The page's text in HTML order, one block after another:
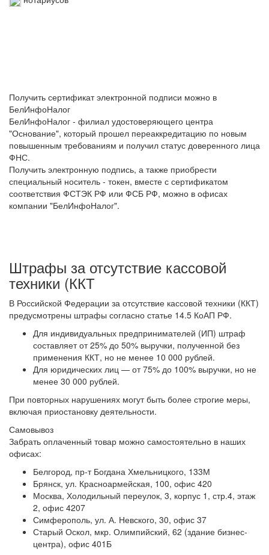
Получить сертификат электронной подписи можно в
БелИнфоНалог
БелИнфоНалог - филиал удостоверяющего центра
"Основание", который прошел переаккредитацию по новым
повышенным требованиям и получил статус доверенного лица
ФНС.
Получить электронную подпись, а также приобрести
специальный носитель - токен, вместе с сертификатом
соответствия ФСТЭК РФ или ФСБ РФ, можно в офисах
компании "БелИнфоНалог".
Штрафы за отсутствие кассовой
техники (ККТ
В Российской Федерации за отсутствие кассовой техники (ККТ)
предусмотрены штрафы согласно статье 14.5 КоАП РФ.
Для индивидуальных предпринимателей (ИП) штраф
составляет от 25% до 50% выручки, полученной без
применения ККТ, но не менее 10 000 рублей.
Для юридических лиц — от 75% до 100% выручки, но не
менее 30 000 рублей.
При повторных нарушениях могут быть более строгие меры,
включая приостановку деятельности.
Самовывоз
Забрать оплаченный товар можно самостоятельно в наших
офисах:
Белгород, пр-т Богдана Хмельницкого, 133М
Брянск, ул. Красноармейская, 100, офис 420
Москва, Холодильный переулок, 3, корпус 1, стр.4, этаж
2, офис 4207
Симферополь, ул. А. Невского, 30, офис 37
Старый Оскол, мкр. Олимпийский, 62 (здание бизнес-
центра), офис 401Б